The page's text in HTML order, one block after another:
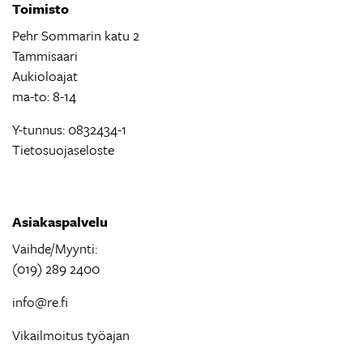
Toimisto
Pehr Sommarin katu 2
Tammisaari
Aukioloajat
ma-to: 8-14
Y-tunnus: 0832434-1
Tietosuojaseloste
Asiakaspalvelu
Vaihde/Myynti:
(019) 289 2400
info@re.fi
Vikailmoitus työajan